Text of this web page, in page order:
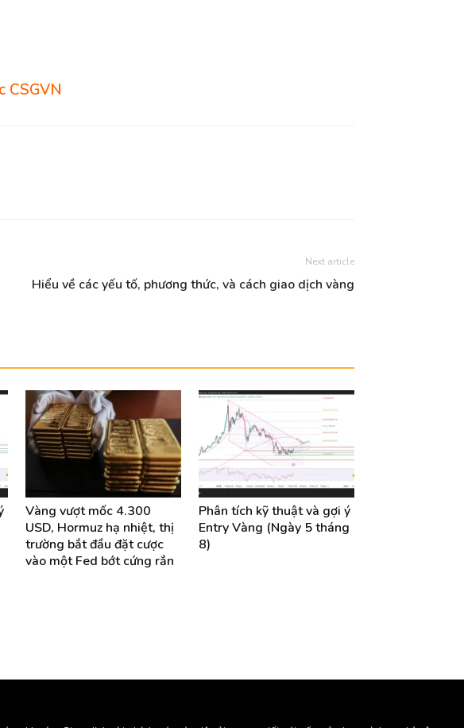
CSGVN
Next article
Hiểu về các yếu tố, phương thức, và cách giao dịch vàng
Vàng vượt mốc 4.300
USD, Hormuz hạ nhiệt, thị
trường bắt đầu đặt cược
vào một Fed bớt cứng rắn
Phân tích kỹ thuật và gợi ý
Entry Vàng (Ngày 5 tháng
8)